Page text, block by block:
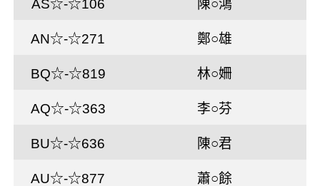
AS☆-☆106 陳○鴻
AN☆-☆271 鄭○雄
BQ☆-☆819 林○姍
AQ☆-☆363 李○芬
BU☆-☆636 陳○君
AU☆-☆877 蕭○餘